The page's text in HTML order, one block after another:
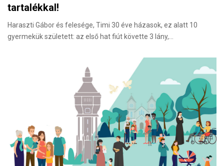
tartalékkal!
Haraszti Gábor és felesége, Timi 30 éve házasok, ez alatt 10
gyermekük született: az első hat fiút követte 3 lány,…